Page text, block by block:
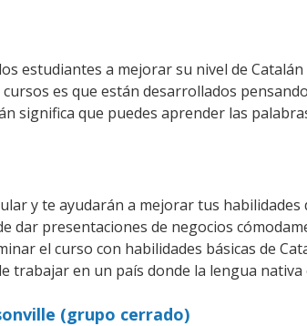
estudiantes a mejorar su nivel de
es que están desarrollados
significa que puedes aprender las
y te ayudarán a mejorar tus
presentaciones de negocios
el curso con habilidades básicas de
trabajar en un país donde la lengua nativa
(grupo cerrado)